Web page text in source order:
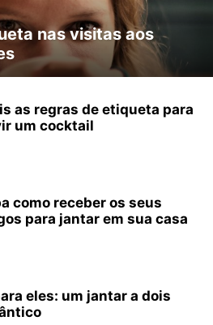
nas visitas aos
as regras de etiqueta para
um cocktail
como receber os seus
para jantar em sua casa
eles: um jantar a dois